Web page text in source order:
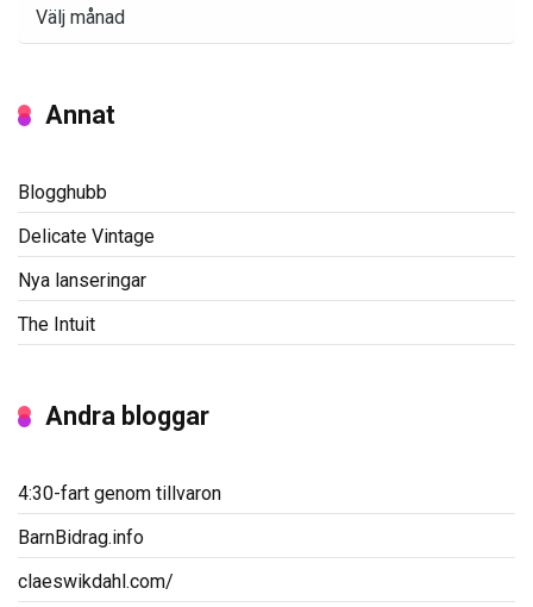
Annat
Blogghubb
Delicate Vintage
Nya lanseringar
The Intuit
Andra bloggar
4:30-fart genom tillvaron
BarnBidrag.info
claeswikdahl.com/